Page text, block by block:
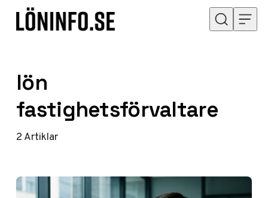
Hoppa till innehåll
lön
fastighetsförvaltare
2Artiklar